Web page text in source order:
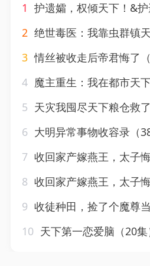
1 护遗孀，权倾天下！&护遗孀
2 绝世毒医：我靠虫群镇天下第一季&绝世毒医我
3 情丝被收走后帝君悔了
4 魔主重生：我在都市天下无敌&魔主重生
5 天灾我囤尽天下粮仓救了全侯
6 大明异常事物收容录（
7 收回家产嫁燕王，太子悔不当初&收回家产嫁
8 收回家产嫁燕王，太子悔不当初第二季&收回家产嫁
9 收徒种田，捡了个魔尊当化肥&收徒种田
10 天下第一恋爱脑（20